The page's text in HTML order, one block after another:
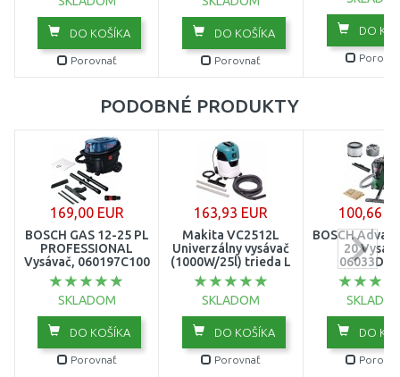
DO KOŠÍKA
Porovnať
DO KOŠÍKA
Porovnať
DO
PODOBNÉ PRODUKTY
169,00 EUR
BOSCH GAS 12-25 PL
PROFESSIONAL
Vysávač, 060197C100
SKLADOM
DO KOŠÍKA
Porovnať
163,93 EUR
Makita VC2512L
Univerzálny vysávač
(1000W/25l) trieda L
SKLADOM
DO KOŠÍKA
Porovnať
100,66
BOSCH
20
DO